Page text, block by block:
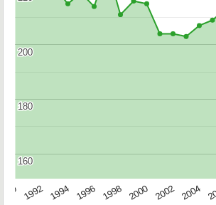
1992 1994 1996 1998 2000 2002 2004
160
160
180
180
200
200